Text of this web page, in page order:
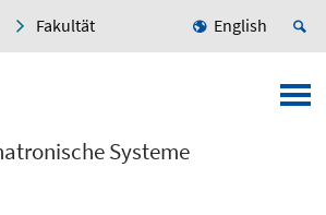
Fakultät English
Systeme